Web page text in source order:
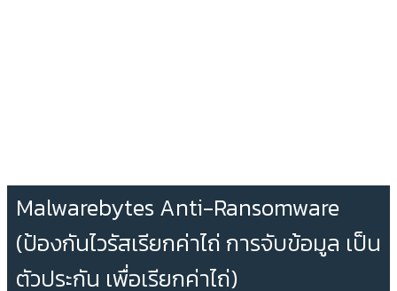
Malwarebytes Anti-Ransomware
(ป้องกันไวรัสเรียกค่าไถ่ การจับข้อมูล เป็น
ตัวประกัน เพื่อเรียกค่าไถ่)